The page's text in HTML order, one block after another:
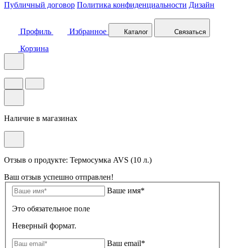
Публичный договор Политика конфиденциальности Дизайн
Профиль Избранное Каталог Связаться
Корзина
Наличие в магазинах
Отзыв о продукте: Термосумка AVS (10 л.)
Ваш отзыв успешно отправлен!
Ваше имя*
Это обязательное поле
Неверный формат.
Ваш email*